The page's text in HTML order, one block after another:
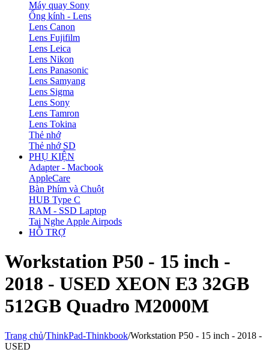
Máy quay Sony
Ống kính - Lens
Lens Canon
Lens Fujifilm
Lens Leica
Lens Nikon
Lens Panasonic
Lens Samyang
Lens Sigma
Lens Sony
Lens Tamron
Lens Tokina
Thẻ nhớ
Thẻ nhớ SD
PHỤ KIỆN
Adapter - Macbook
AppleCare
Bàn Phím và Chuột
HUB Type C
RAM - SSD Laptop
Tai Nghe Apple Airpods
HỖ TRỢ
Workstation P50 - 15 inch -
2018 - USED XEON E3 32GB
512GB Quadro M2000M
Trang chủ/ThinkPad-Thinkbook/Workstation P50 - 15 inch - 2018 -
USED